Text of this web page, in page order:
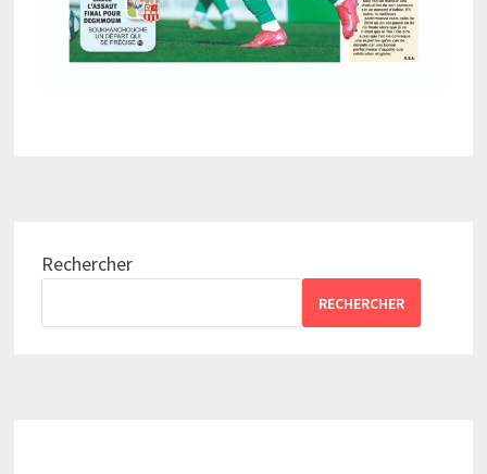
Rechercher
RECHERCHER